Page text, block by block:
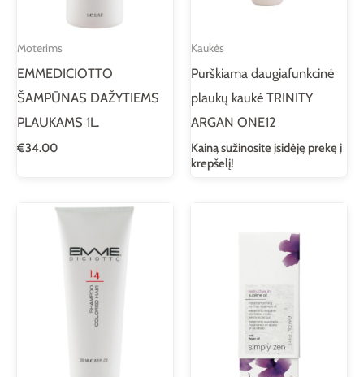
Moterims
EMMEDICIOTTO
ŠAMPŪNAS DAŽYTIEMS
PLAUKAMS 1L.
€34.00
Kaukės
Purškiama daugiafunkcinė
plaukų kaukė TRINITY
ARGAN ONE12
Kainą sužinosite įsidėję prekę į
krepšelį!